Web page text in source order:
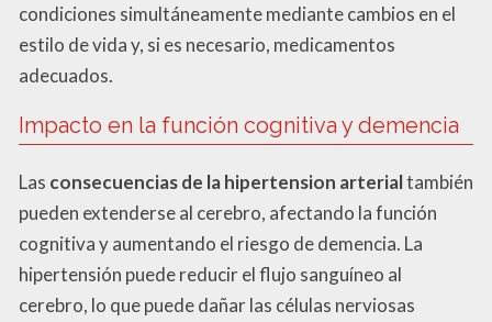
condiciones simultáneamente mediante cambios en el
estilo de vida y, si es necesario, medicamentos
adecuados.
Impacto en la función cognitiva y demencia
Las consecuencias de la hipertension arterialtambién
pueden extenderse al cerebro, afectando la función
cognitiva y aumentando el riesgo de demencia. La
hipertensión puede reducir el flujo sanguíneo al
cerebro, lo que puede dañar las células nerviosas